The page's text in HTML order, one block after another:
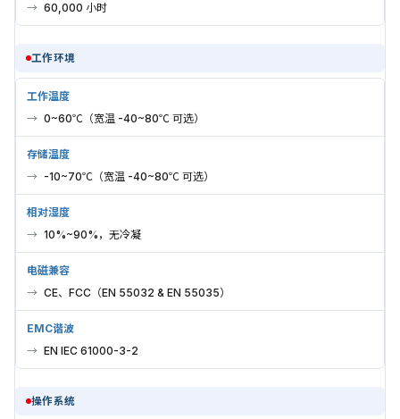
60,000 小时
工作环境
工作温度
0~60℃（宽温 -40~80℃ 可选）
存储温度
-10~70℃（宽温 -40~80℃ 可选）
相对湿度
10%~90%，无冷凝
电磁兼容
CE、FCC（EN 55032 & EN 55035）
EMC谐波
EN IEC 61000-3-2
操作系统